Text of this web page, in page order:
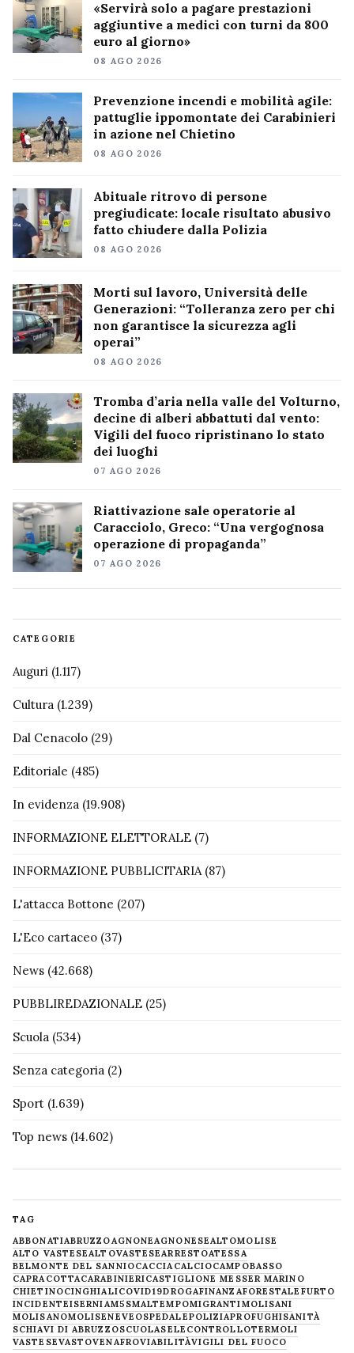
«Servirà solo a pagare prestazioni
aggiuntive a medici con turni da 800
euro al giorno»
08 AGO 2026
Prevenzione incendi e mobilità agile:
pattuglie ippomontate dei Carabinieri
in azione nel Chietino
08 AGO 2026
Abituale ritrovo di persone
pregiudicate: locale risultato abusivo
fatto chiudere dalla Polizia
08 AGO 2026
Morti sul lavoro, Università delle
Generazioni: “Tolleranza zero per chi
non garantisce la sicurezza agli
operai”
08 AGO 2026
Tromba d’aria nella valle del Volturno,
decine di alberi abbattuti dal vento:
Vigili del fuoco ripristinano lo stato
dei luoghi
07 AGO 2026
Riattivazione sale operatorie al
Caracciolo, Greco: “Una vergognosa
operazione di propaganda”
07 AGO 2026
CATEGORIE
Auguri (1.117)
Cultura (1.239)
Dal Cenacolo (29)
Editoriale (485)
In evidenza (19.908)
INFORMAZIONE ELETTORALE (7)
INFORMAZIONE PUBBLICITARIA (87)
L'attacca Bottone (207)
L'Eco cartaceo (37)
News (42.668)
PUBBLIREDAZIONALE (25)
Scuola (534)
Senza categoria (2)
Sport (1.639)
Top news (14.602)
TAG
ABBONATIABRUZZOAGNONEAGNONESEALTOMOLISE
ALTO VASTESEALTOVASTESEARRESTOATESSA
BELMONTE DEL SANNIOCACCIA CALCIOCAMPOBASSO
CAPRACOTTACARABINIERICASTIGLIONE MESSER MARINO
CHIETINOCINGHIALICOVID19DROGAFINANZAFORESTALE FURTO
INCIDENTEISERNIAM5SMALTEMPOMIGRANTIMOLISANI
MOLISANOMOLISENEVE OSPEDALEPOLIZIAPROFUGHISANITÀ
SCHIAVI DI ABRUZZOSCUOLASELECONTROLLOTERMOLI
VASTESEVASTOVENAFROVIABILITÀVIGILI DEL FUOCO